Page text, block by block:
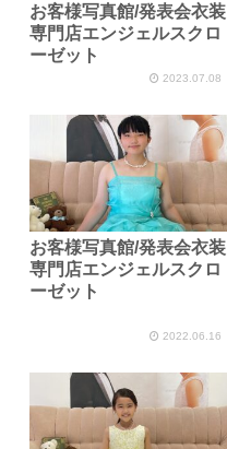
お客様写真館/発表会衣装
専門店エンジェルスクロ
ーゼット
2023.07.08
お客様写真館/発表会衣装
専門店エンジェルスクロ
ーゼット
2022.06.16